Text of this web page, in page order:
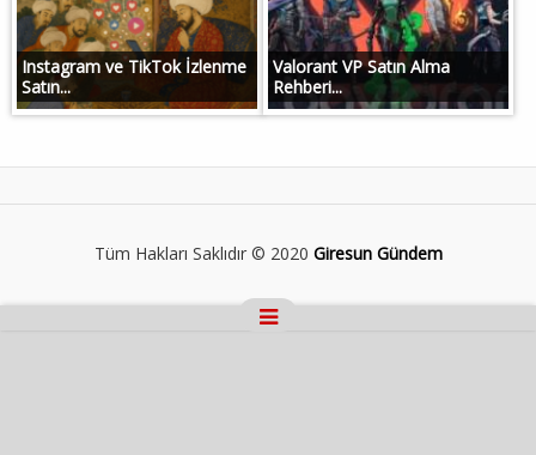
Instagram ve TikTok İzlenme
Satın...
Valorant VP Satın Alma
Rehberi...
Tüm Hakları Saklıdır © 2020 Giresun Gündem